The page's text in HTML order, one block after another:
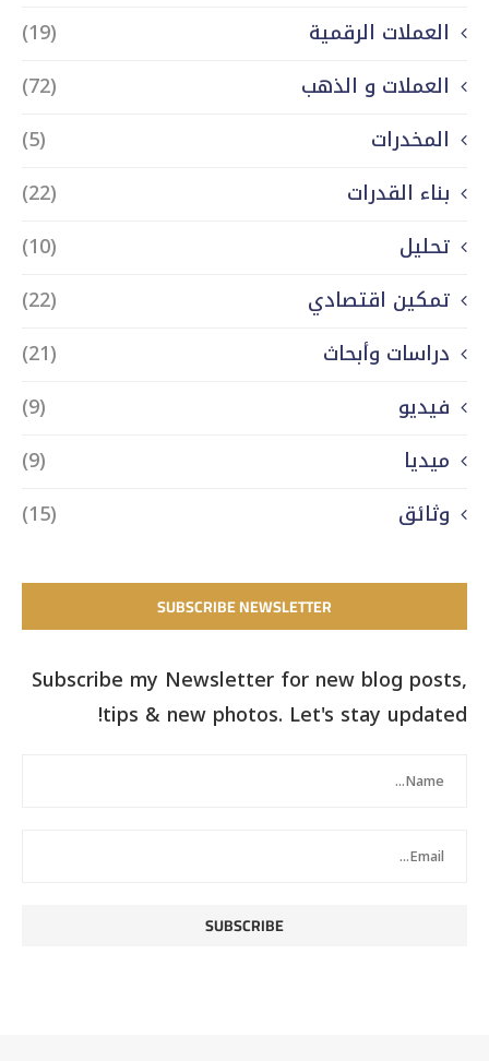
العملات الرقمية
(19)
العملات و الذهب
(72)
المخدرات
(5)
بناء القدرات
(22)
تحليل
(10)
تمكين اقتصادي
(22)
دراسات وأبحاث
(21)
فيديو
(9)
ميديا
(9)
وثائق
(15)
SUBSCRIBE NEWSLETTER
Subscribe my Newsletter for new blog posts,
tips & new photos. Let's stay updated!